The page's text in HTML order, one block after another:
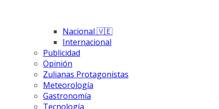
Nacional 🇻🇪
Internacional
Publicidad
Opinión
Zulianas Protagonistas
Meteorología
Gastronomía
Tecnología